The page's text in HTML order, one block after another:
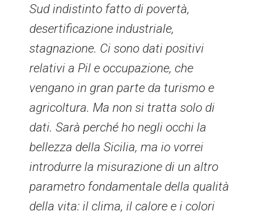
Sud indistinto fatto di povertà,
desertificazione industriale,
stagnazione. Ci sono dati positivi
relativi a Pil e occupazione, che
vengano in gran parte da turismo e
agricoltura. Ma non si tratta solo di
dati. Sarà perché ho negli occhi la
bellezza della Sicilia, ma io vorrei
introdurre la misurazione di un altro
parametro fondamentale della qualità
della vita: il clima, il calore e i colori